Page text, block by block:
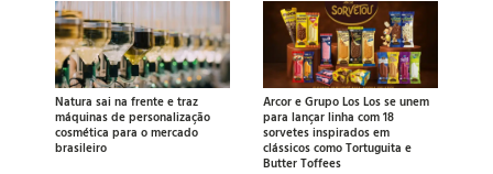
Natura sai na frente e traz
máquinas de personalização
cosmética para o mercado
brasileiro
Arcor e Grupo Los Los se unem
para lançar linha com 18
sorvetes inspirados em
clássicos como Tortuguita e
Butter Toffees